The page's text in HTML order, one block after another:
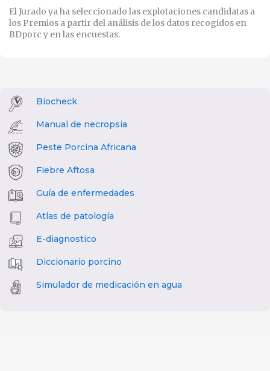
El Jurado ya ha seleccionado las explotaciones candidatas a
los Premios a partir del análisis de los datos recogidos en
BDporc y en las encuestas.
Biocheck
Manual de necropsia
Peste Porcina Africana
Fiebre Aftosa
Guía de enfermedades
Atlas de patología
E-diagnostico
Diccionario porcino
Simulador de medicación en agua